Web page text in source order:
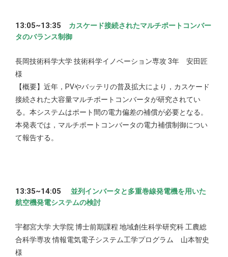
13:05~13:35
カスケード接続されたマルチポートコンバー
タのバランス制御
長岡技術科学大学 技術科学イノベーション専攻 3年 安田匠
様
【概要】近年，PVやバッテリの普及拡大により，カスケード
接続された大容量マルチポートコンバータが研究されてい
る。本システムはポート間の電力偏差の補償が必要となる。
本発表では，マルチポートコンバータの電力補償制御につい
て報告する。
13:35~14:05 並列インバータと多重巻線発電機を用いた
航空機発電システムの検討
宇都宮大学 大学院 博士前期課程 地域創生科学研究科 工農総
合科学専攻 情報電気電子システム工学プログラム 山本智史
様